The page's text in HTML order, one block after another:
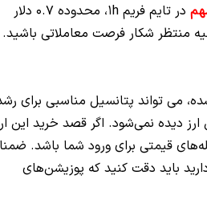
در تایم فریم 1h، محدوده 0.7 دلار
منتظر شکار فرصت معاملاتی باشید.
می تواند پتانسیل مناسبی برای
دیده نمی‌شود. اگر قصد خرید این
تواند یکی از پله‌های قیمتی برای ورود شما باشد. ضمنا
باید دقت کنید که پوزیشن‌های